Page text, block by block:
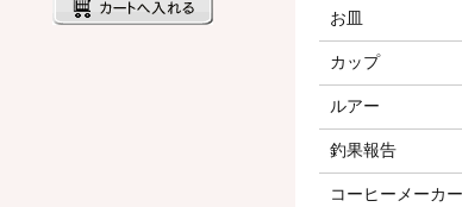
お皿
カップ
ルアー
釣果報告
コーヒーメーカー